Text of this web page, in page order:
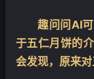
趣问问AI
于五仁月饼的
会发现，原来对